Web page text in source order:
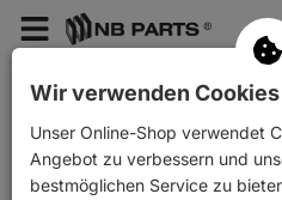
Menü
PKW
Zurück PKW Ersatzteile
Wir verwenden Cookies
Unser Online-Shop verwendet
Angebot zu verbessern und
bestmöglichen Service zu